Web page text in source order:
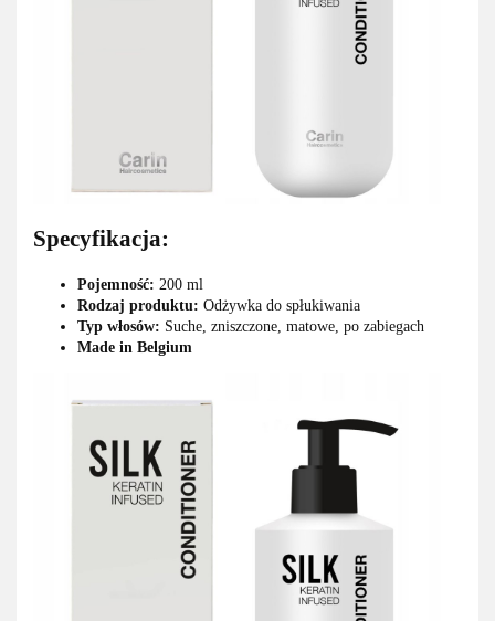
Specyfikacja:
Pojemność: 200 ml
Rodzaj produktu: Odżywka do spłukiwania
Typ włosów: Suche, zniszczone, matowe, po zabiegach
Made in Belgium